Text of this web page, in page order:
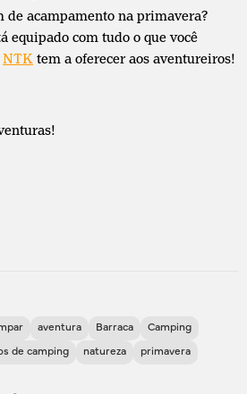
de acampamento na primavera?
equipado com tudo o que você
NTK tem a oferecer aos aventureiros!
aventura Barraca Camping
de camping natureza primavera